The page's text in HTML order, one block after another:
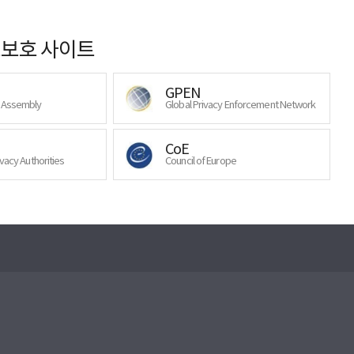
호 사이트
GPEN
Global Privacy Enforcement Network
Authorities
CoE
Council of Europe